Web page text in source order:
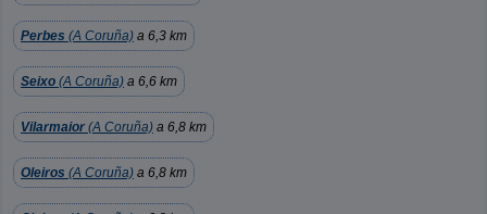
Perbes (A Coruña) a 6,3 km
Seixo (A Coruña) a 6,6 km
Vilarmaior (A Coruña) a 6,8 km
Oleiros (A Coruña) a 6,8 km